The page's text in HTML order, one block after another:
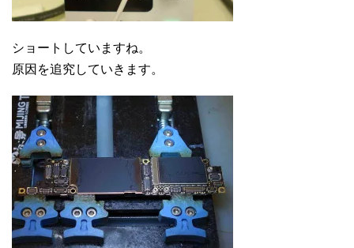
ショートしていますね。
原因を追究していきます。